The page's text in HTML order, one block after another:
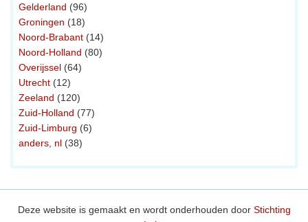
Gelderland (96)
Groningen (18)
Noord-Brabant (14)
Noord-Holland (80)
Overijssel (64)
Utrecht (12)
Zeeland (120)
Zuid-Holland (77)
Zuid-Limburg (6)
anders, nl (38)
Deze website is gemaakt en wordt onderhouden door Stichting